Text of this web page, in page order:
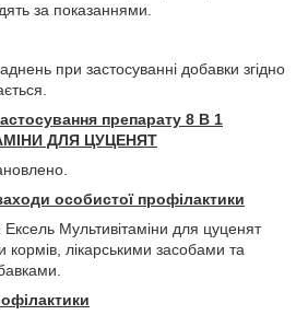
за показаннями.
при застосуванні добавки згідно
препарату 8 В 1
ДЛЯ ЦУЦЕНЯТ
особистої профілактики
Мультивітаміни для цуценят
кормів, лікарськими засобами та